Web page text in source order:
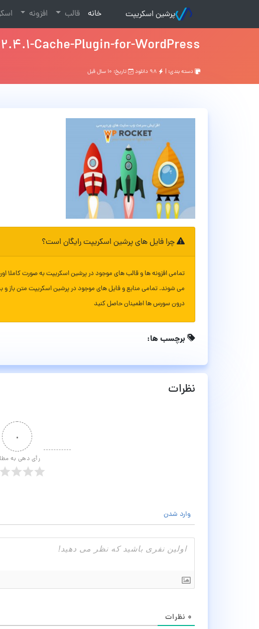
پرشین اسکریپت خانه
(current) قالب افزونه
Cache-Plugin-for-WordPress
دسته بندی: | تاریخ: ۱۰ سال قبل
چرا فایل های پرشین اسکریپت رایگان است؟
تمامی افزونه ها و قالب های موجود در پرشین اسکریپت به صورت کاملا
می شوند. تمامی منابع و فایل های موجود در پرشین اسکریپت متن باز
درون سورس ها اطمینان حاصل کنید
برچسب ها:
نظرات
۰
رأی دهی به
وارد شدن
۰ نظرات